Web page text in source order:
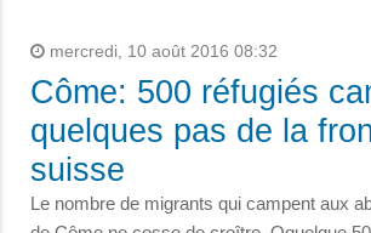
mercredi, 10 août 2016 08:32
Côme: 500 réfugiés
quelques pas de la
suisse
Le nombre de migrants qui campent aux